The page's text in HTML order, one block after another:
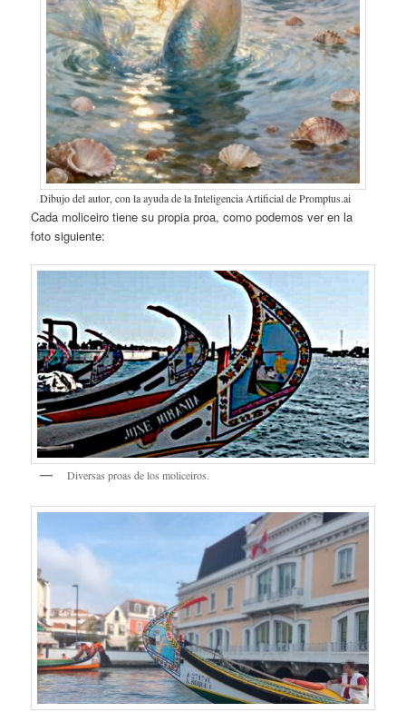
Dibujo del autor, con la ayuda de la Inteligencia Artificial de Promptus.ai
Cada moliceiro tiene su propia proa, como podemos ver en la
foto siguiente:
Diversas proas de los moliceiros.